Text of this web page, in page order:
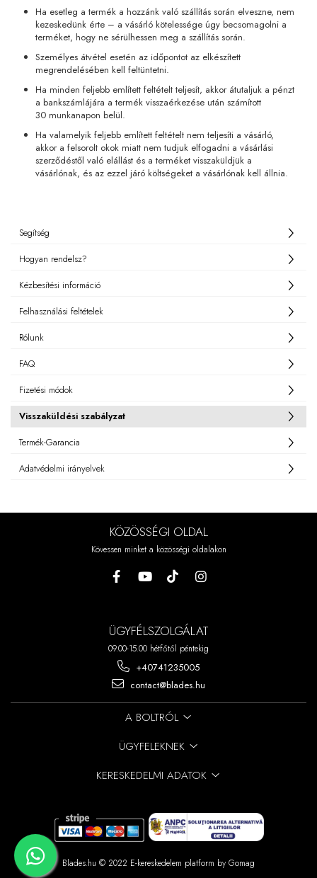
Ha esetleg a termék a hozzánk való szállítás során elveszne, nem
kezeskedünk érte – a vásárló kötelessége úgy becsomagolni a
terméket, hogy ne sérülhessen meg a szállítás során.
Személyes átvétel esetén az időpontot az elkészített
megrendelésében kell feltüntetni.
Ha minden feljebb említett feltételt teljesít, akkor átutaljuk a pénzt
a bankszámlájára a termék visszaérkezése után számított
30 munkanapon belül.
Ha valamelyik feljebb említett feltételt nem teljesíti a vásárló,
akkor a felsorolt okok miatt nem tudjuk elfogadni a vásárlási
szerződéstől való elállást és a terméket visszaküldjük a
vásárlónak, és az ezzel járó költségeket a vásárlónak kell állnia.
Segítség
Hogyan rendelsz?
Kézbesítési információ
Felhasználási feltételek
Rólunk
FAQ
Fizetési módok
Visszaküldési szabályzat
Termék-Garancia
Adatvédelmi irányelvek
KÖZÖSSÉGI OLDAL
Kövessen minket a közösségi oldalakon
ÜGYFÉLSZOLGÁLAT
09.00-15.00 hétfőtől péntekig
+40741235005
contact@blades.hu
A BOLTRÓL
ÜGYFELEKNEK
KERESKEDELMI ADATOK
Blades.hu © 2022 E-kereskedelem platform by Gomag